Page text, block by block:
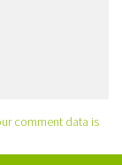
comment data is